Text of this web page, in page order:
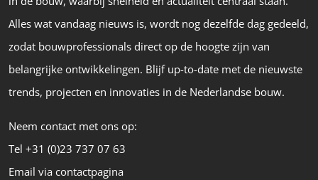
Alles wat vandaag nieuws is, wordt nog dezelfde dag gedeeld,
zodat bouwprofessionals direct op de hoogte zijn van
belangrijke ontwikkelingen. Blijf up-to-date met de nieuwste
trends, projecten en innovaties in de Nederlandse bouw.
Neem contact met ons op:
Tel +31 (0)23 737 07 63
Email via contactpagina